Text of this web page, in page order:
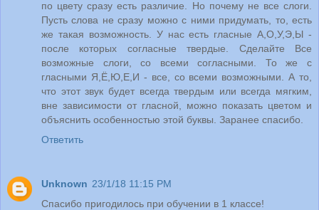
по цвету сразу есть различие. Но почему не все слоги.
Пусть слова не сразу можно с ними придумать, то, есть
же такая возможность. У нас есть гласные А,О,У,Э,Ы -
после которых согласные твердые. Сделайте Все
возможные слоги, со всеми согласными. То же с
гласными Я,Ё,Ю,Е,И - все, со всеми возможными. А то,
что этот звук будет всегда твердым или всегда мягким,
вне зависимости от гласной, можно показать цветом и
объяснить особенностью этой буквы. Заранее спасибо.
Ответить
Unknown 23/1/18 11:15 PM
Спасибо пригодилось при обучении в 1 классе!